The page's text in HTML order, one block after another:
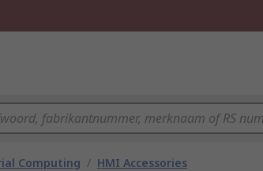
Computing / HMI Accessories